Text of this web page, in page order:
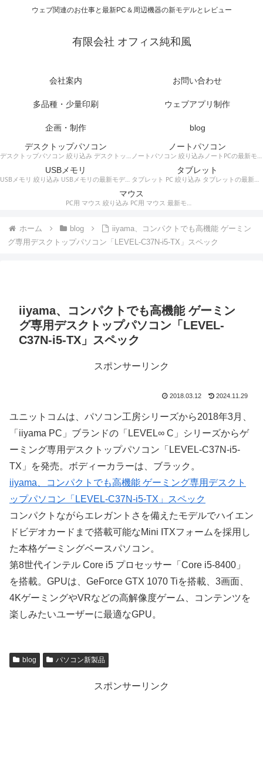
ウェブ関連のお仕事と最新PC＆周辺機器の新モデルとレビュー
有限会社 オフィス純和風
会社案内 お問い合わせ
多品種・少量印刷 ウェブアプリ制作
企画・制作
blog
デスクトップパソコン
デスクトップパソコン 絞り込み デスクトップPCの最新モデルやスペック・仕様に関する情報。
ノートパソコン
ノートパソコン 絞り込みノートPCの最新モデルやスペック・仕様に関する情報。
USBメモリ
USBメモリ 絞り込み USBメモリの最新モデルやスペック・仕様に関する情報。
タブレット
タブレット PC 絞り込み タブレットの最新モデルやスペック・仕様に関する情報。
マウス
PC用 マウス 絞り込み PC用 マウス 最新モデルやスペック・仕様に関する情報。ワイヤレスマウス、有線マウス、接続タイプなど。
ホーム blog
iiyama、コンパクトでも高機能 ゲーミン
グ専用デスクトップパソコン「LEVEL-C37N-i5-TX」スペック
iiyama、コンパクトでも高機能 ゲーミン
グ専用デスクトップパソコン「LEVEL-
C37N-i5-TX」スペック
スポンサーリンク
2018.03.12 2024.11.29
ユニットコムは、パソコン工房シリーズから2018年3月、
「iiyama PC」ブランドの「LEVEL∞ C」シリーズからゲ
ーミング専用デスクトップパソコン「LEVEL-C37N-i5-
TX」を発売。ボディーカラーは、ブラック。
iiyama、コンパクトでも高機能 ゲーミング専用デスクト
ップパソコン「LEVEL-C37N-i5-TX」スペック
コンパクトながらエレガントさを備えたモデルでハイエン
ドビデオカードまで搭載可能なMini ITXフォームを採用し
た本格ゲーミングベースパソコン。
第8世代インテル Core i5 プロセッサー「Core i5-8400」
を搭載。GPUは、GeForce GTX 1070 Tiを搭載、3画面、
4KゲーミングやVRなどの高解像度ゲーム、コンテンツを
楽しみたいユーザーに最適なGPU。
blog パソコン新製品
スポンサーリンク